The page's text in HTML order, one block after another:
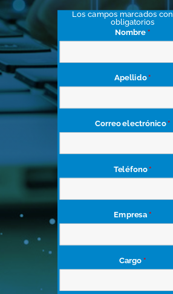
Los campos marcados con
obligatorios
Nombre*
Apellido*
Correo electrónico*
Teléfono*
Empresa*
Cargo*